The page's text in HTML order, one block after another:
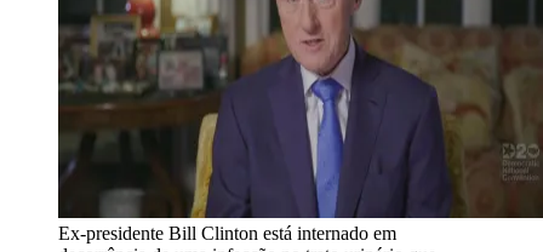
Ex-presidente Bill Clinton está internado em